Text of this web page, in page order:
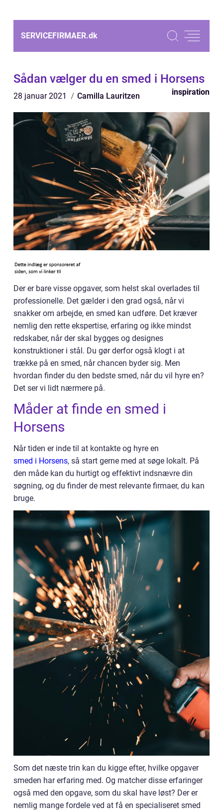
SERVICEFIRMAER.dk
Sådan vælger du en smed i Horsens
28 januar 2021 Camilla Lauritzen inspiration
Der er bare visse opgaver, som helst skal overlades til
professionelle. Det gælder i den grad også, når vi
snakker om arbejde, en smed kan udføre. Det kræver
nemlig den rette ekspertise, erfaring og ikke mindst
redskaber, når der skal bygges og designes
konstruktioner i stål. Du gør derfor også klogt i at
trække på en smed, når chancen byder sig. Men
hvordan finder du den bedste smed, når du vil hyre en?
Det ser vi lidt nærmere på.
Måder at finde en smed i
Horsens
Når tiden er inde til at kontakte og hyre en
smed i Horsens, så start gerne med at søge lokalt. På
den måde kan du hurtigt og effektivt indsnævre din
søgning, og du finder de mest relevante firmaer, du kan
bruge.
Som det næste trin kan du kigge efter, hvilke opgaver
smeden har erfaring med. Og matcher disse erfaringer
også med den opgave, som du skal have løst? Der er
nemlig mange fordele ved at få en specialiseret smed